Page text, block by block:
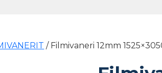
/ Filmivaneri 12mm